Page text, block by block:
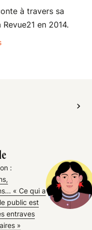
à travers sa
en 2014.
:
« Ce qui a
public est
entraves
»